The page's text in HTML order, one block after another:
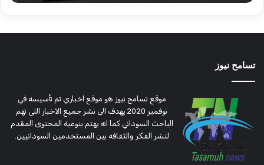
تسامح نيوز
موقع تسامح نيوز هو موقع اخباري تم تأسيسه في
نوفمبر 2020 يهدف الى نشر جميع الاخبار التى تهم
الباحث السوداني كما انه يهتم بنوعية المحتوى المقدم
لنشر الفكر والثقافه بين المستخدمين السودانيين.